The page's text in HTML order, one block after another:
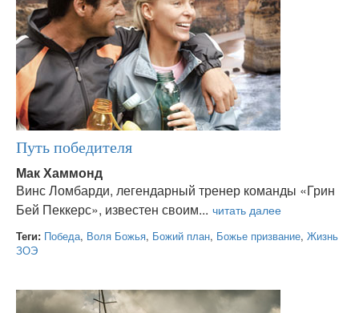
Путь победителя
Мак Хаммонд
Винс Ломбарди, легендарный тренер команды «Грин
Бей Пеккерс», известен своим...
Теги: Победа, Воля Божья, Божий план, Божье призвание, Жизнь
ЗОЭ